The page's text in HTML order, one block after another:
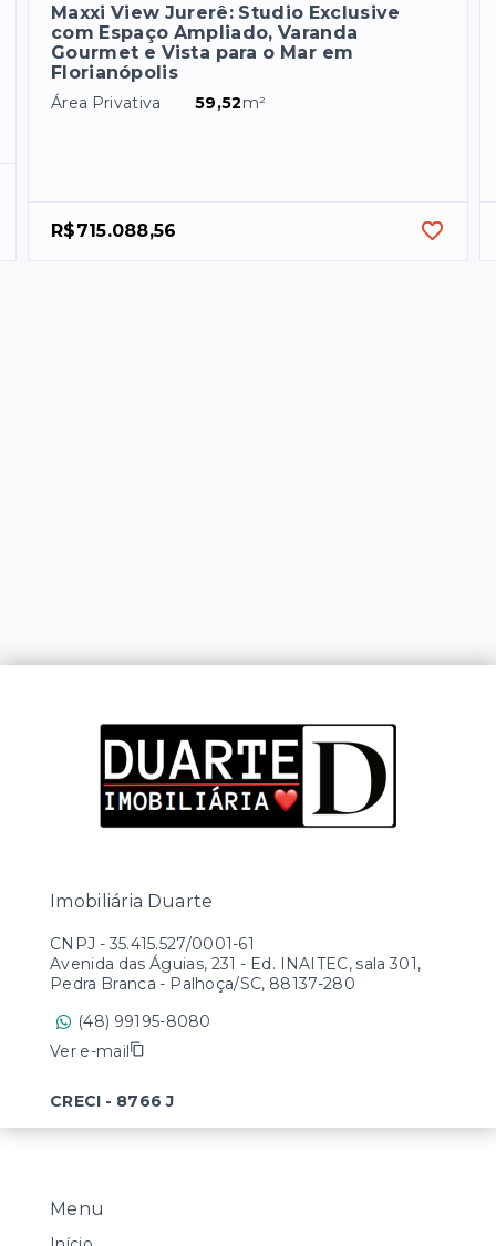
Maxxi View Jurerê: Studio Exclusive
com Espaço Ampliado, Varanda
Gourmet e Vista para o Mar em
Florianópolis
Área Privativa 59,52m²
R$715.088,56
Menu
Imobiliária Duarte
CNPJ - 35.415.527/0001-61
Avenida das Águias, 231 - Ed. INAITEC, sala 301,
Pedra Branca - Palhoça/SC, 88137-280
(48) 99195-8080
Ver e-mail
CRECI - 8766 J